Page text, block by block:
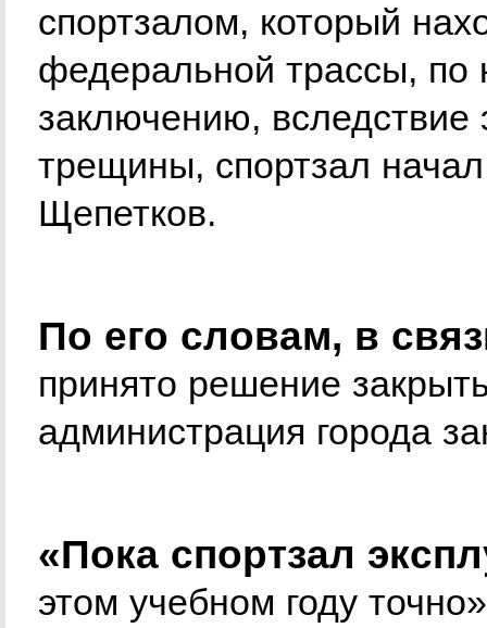
спортзалом, который
федеральной трассы,
заключению, вследствие
трещины, спортзал
Щепетков.
По его словам, в
принято решение
администрация города
«Пока спортзал
этом учебном году